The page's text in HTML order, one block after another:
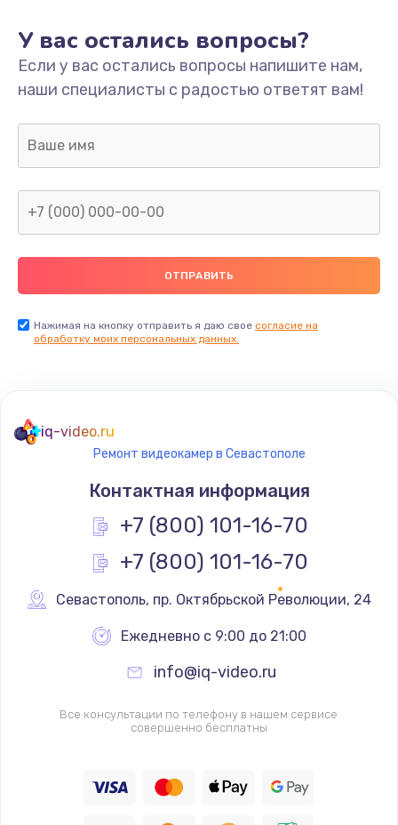
У вас остались вопросы?
Если у вас остались вопросы напишите нам,
наши специалисты с радостью ответят вам!
Нажимая на кнопку отправить я даю свое согласие на
обработку моих персональных данных.
iq-video.ru
Ремонт видеокамер в Севастополе
Контактная информация
+7 (800) 101-16-70
+7 (800) 101-16-70
Севастополь, пр. Октябрьской Революции, 24
Ежедневно с 9:00 до 21:00
info@iq-video.ru
Все консультации по телефону в нашем сервисе
совершенно бесплатны